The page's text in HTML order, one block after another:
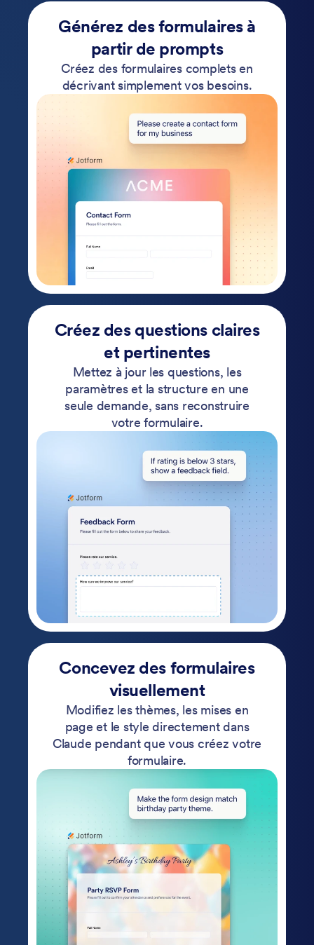
Générez des formulaires à
partir de prompts
Créez des formulaires complets en
décrivant simplement vos besoins.
Créez des questions claires
et pertinentes
Mettez à jour les questions, les
paramètres et la structure en une
seule demande, sans reconstruire
votre formulaire.
Concevez des formulaires
visuellement
Modifiez les thèmes, les mises en
page et le style directement dans
Claude pendant que vous créez votre
formulaire.